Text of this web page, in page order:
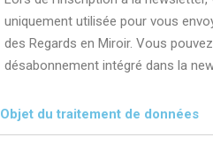
uniquement utilisée pour vous
des Regards en Miroir. Vous
désabonnement intégré dans la
Objet du traitement de données